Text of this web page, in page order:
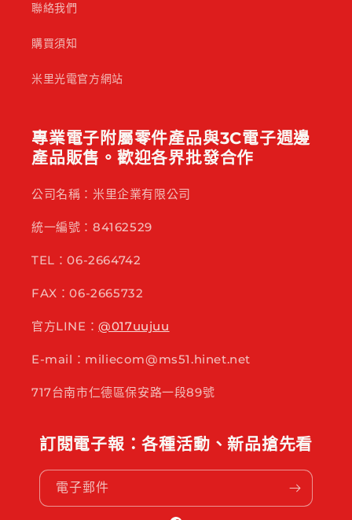
聯絡我們
購買須知
米里光電官方網站
專業電子附屬零件產品與3C電子週邊
產品販售。歡迎各界批發合作
公司名稱：米里企業有限公司
統一編號：84162529
TEL：06-2664742
FAX：06-2665732
官方LINE：@017uujuu
E-mail：miliecom@ms51.hinet.net
717台南市仁德區保安路一段89號
訂閱電子報：各種活動、新品搶先看
電子郵件